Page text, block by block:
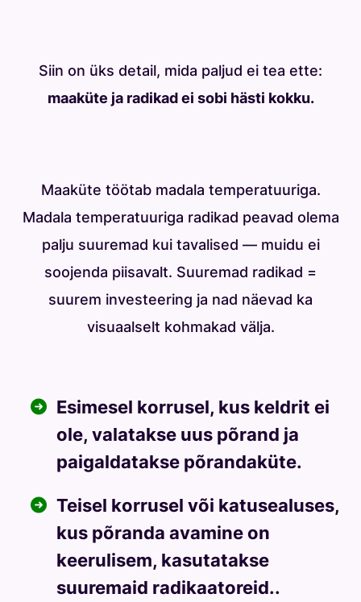
Siin on üks detail, mida paljud ei tea ette:
maaküte ja radikad ei sobi hästi kokku.
Maaküte töötab madala temperatuuriga.
Madala temperatuuriga radikad peavad olema
palju suuremad kui tavalised — muidu ei
soojenda piisavalt. Suuremad radikad =
suurem investeering ja nad näevad ka
visuaalselt kohmakad välja.
Esimesel korrusel, kus keldrit ei
ole, valatakse uus põrand ja
paigaldatakse põrandaküte.
Teisel korrusel või katusealuses,
kus põranda avamine on
keerulisem, kasutatakse
suuremaid radikaatoreid..